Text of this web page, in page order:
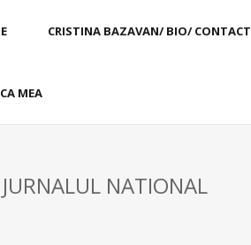
CRISTINA BAZAVAN/ BIO/ CONTACT
MEA
NATIONAL